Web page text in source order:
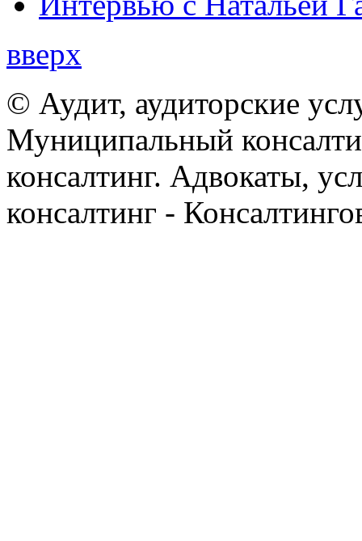
вверх
© Аудит, аудиторские
Муниципальный
консалтинг. Адвокаты,
консалтинг -